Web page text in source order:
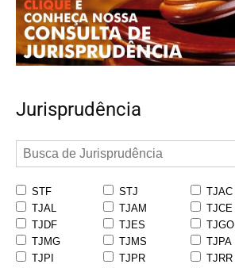
Jurisprudência
STF STJ
TJAC
TJAL
TJAM
TJCE
TJDF
TJES
TJGO
TJMG
TJMS
TJPA
TJPI
TJPR
TJRR